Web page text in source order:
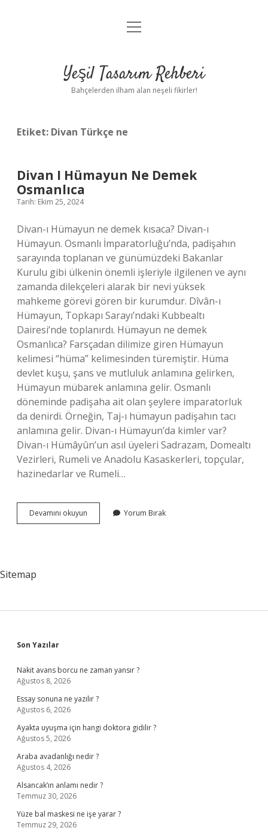
Anasayfa
Yasal Uyarı
menüyü
Yeşil Tasarım Rehberi
Bahçelerden ilham alan neşeli fikirler!
Etiket: Divan Türkçe ne
Divan I Hümayun Ne Demek
Osmanlıca
Tarih: Ekim 25, 2024
Divan-ı Hümayun ne demek kısaca? Divan-ı
Hümayun. Osmanlı İmparatorluğu’nda, padişahın
sarayında toplanan ve günümüzdeki Bakanlar
Kurulu gibi ülkenin önemli işleriyle ilgilenen ve aynı
zamanda dilekçeleri alarak bir nevi yüksek
mahkeme görevi gören bir kurumdur. Dîvân-ı
Hümayun, Topkapı Sarayı’ndaki Kubbealtı
Dairesi’nde toplanırdı. Hümayun ne demek
Osmanlıca? Farsçadan dilimize giren Hümayun
kelimesi “hüma” kelimesinden türemiştir. Hüma
devlet kuşu, şans ve mutluluk anlamına gelirken,
Hümayun mübarek anlamına gelir. Osmanlı
döneminde padişaha ait olan şeylere imparatorluk
da denirdi. Örneğin, Taj-ı hümayun padişahın tacı
anlamına gelir. Divan-ı Hümayun’da kimler var?
Divan-ı Hümâyûn’un asıl üyeleri Sadrazam, Domealtı
Vezirleri, Rumeli ve Anadolu Kasaskerleri, topçular,
hazinedarlar ve Rumeli…
Devamını okuyun
I
Yorum Bırak
Sitemap
Sidebar
Son Yazılar
Nakit avans borcu ne zaman yansır ?
Ağustos 8, 2026
Essay sonuna ne yazılır ?
Ağustos 6, 2026
Ayakta uyuşma için hangi doktora gidilir ?
Ağustos 5, 2026
Araba avadanlığı nedir ?
Ağustos 4, 2026
Alsancak’ın anlamı nedir ?
Temmuz 30, 2026
Yüze bal maskesi ne işe yarar ?
Temmuz 29, 2026